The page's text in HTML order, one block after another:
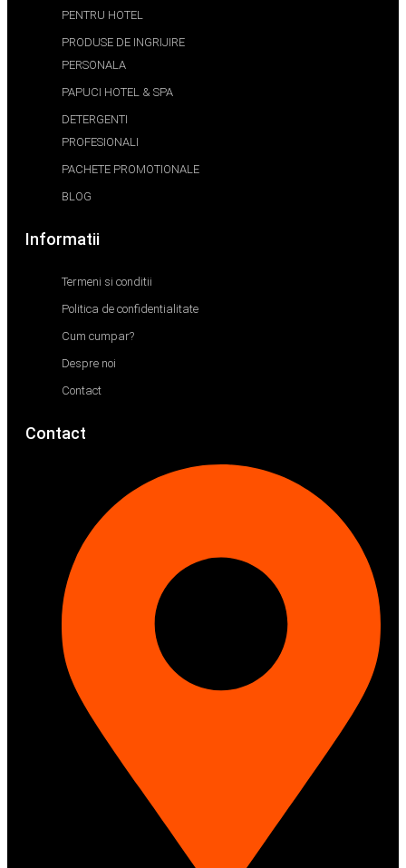
PENTRU HOTEL
PRODUSE DE INGRIJIRE
PERSONALA
PAPUCI HOTEL & SPA
DETERGENTI
PROFESIONALI
PACHETE PROMOTIONALE
BLOG
Informatii
Termeni si conditii
Politica de confidentialitate
Cum cumpar?
Despre noi
Contact
Contact